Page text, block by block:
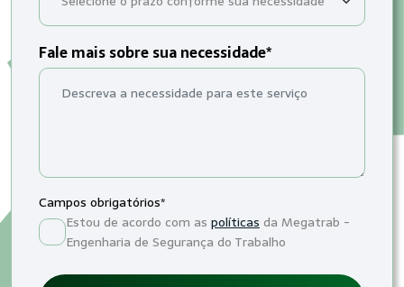
Fale mais sobre sua necessidade*
Campos obrigatórios*
Estou de acordo com as políticas da Megatrab -
Engenharia de Segurança do Trabalho